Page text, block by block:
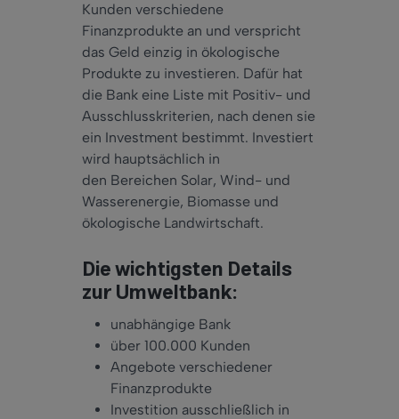
Kunden verschiedene
Finanzprodukte an und verspricht
das Geld einzig in ökologische
Produkte zu investieren. Dafür hat
die Bank eine Liste mit Positiv- und
Ausschlusskriterien, nach denen sie
ein Investment bestimmt. Investiert
wird hauptsächlich in
den Bereichen Solar, Wind- und
Wasserenergie, Biomasse und
ökologische Landwirtschaft.
Die wichtigsten Details
zur Umweltbank:
unabhängige Bank
über 100.000 Kunden
Angebote verschiedener
Finanzprodukte
Investition ausschließlich in